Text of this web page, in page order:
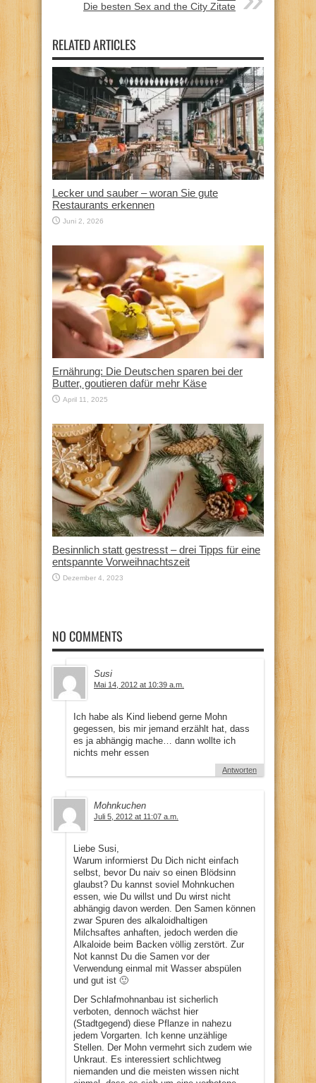
Die besten Sex and the City Zitate
RELATED ARTICLES
Lecker und sauber – woran Sie gute
Restaurants erkennen
Juni 2, 2026
Ernährung: Die Deutschen sparen bei der
Butter, goutieren dafür mehr Käse
April 11, 2025
Besinnlich statt gestresst – drei Tipps für eine
entspannte Vorweihnachtszeit
Dezember 4, 2023
NO COMMENTS
Susi
Mai 14, 2012 at 10:39 a.m.
Ich habe als Kind liebend gerne Mohn
gegessen, bis mir jemand erzählt hat, dass
es ja abhängig mache… dann wollte ich
nichts mehr essen
Antworten
Mohnkuchen
Juli 5, 2012 at 11:07 a.m.
Liebe Susi,
Warum informierst Du Dich nicht einfach
selbst, bevor Du naiv so einen Blödsinn
glaubst? Du kannst soviel Mohnkuchen
essen, wie Du willst und Du wirst nicht
abhängig davon werden. Den Samen können
zwar Spuren des alkaloidhaltigen
Milchsaftes anhaften, jedoch werden die
Alkaloide beim Backen völlig zerstört. Zur
Not kannst Du die Samen vor der
Verwendung einmal mit Wasser abspülen
und gut ist 🙂
Der Schlafmohnanbau ist sicherlich
verboten, dennoch wächst hier
(Stadtgegend) diese Pflanze in nahezu
jedem Vorgarten. Ich kenne unzählige
Stellen. Der Mohn vermehrt sich zudem wie
Unkraut. Es interessiert schlichtweg
niemanden und die meisten wissen nicht